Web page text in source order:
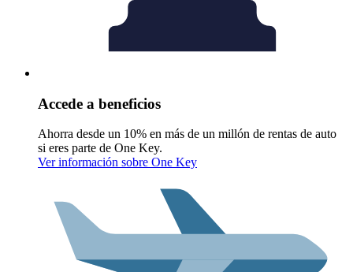
Accede a beneficios
Ahorra desde un 10% en más de un millón de rentas de auto
si eres parte de One Key.
Ver información sobre One Key